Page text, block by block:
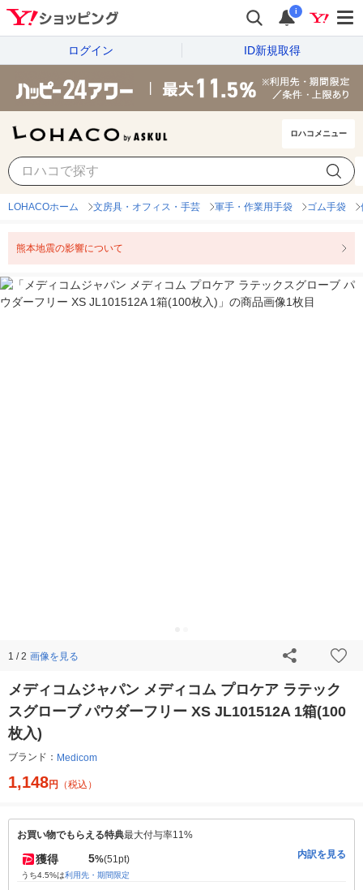
i
ログイン ID新規取得
ロハコメニュー
LOHACOホーム 文房具・オフィス・手芸 軍手・作業用手袋 ゴム手袋
熊本地震の影響について
1 / 2 画像を見る
メディコムジャパン メディコム プロケア ラテック
スグローブ パウダーフリー XS JL101512A 1箱(100
枚入)
ブランド： Medicom
1,148円 （税込）
お買い物でもらえる特典最大付与率11%
獲得 5%(51pt)
うち4.5%は利用先・期間限定
内訳を見る